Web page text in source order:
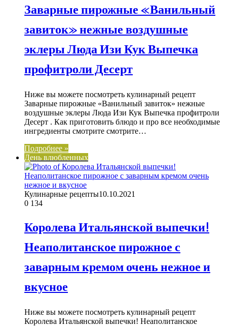
Заварные пирожные «Ванильный
завиток» нежные воздушные
эклеры Люда Изи Кук Выпечка
профитроли Десерт
Ниже вы можете посмотреть кулинарный рецепт
Заварные пирожные «Ванильный завиток» нежные
воздушные эклеры Люда Изи Кук Выпечка профитроли
Десерт . Как приготовить блюдо и про все необходимые
ингредиенты смотрите смотрите…
Подробнее »
День влюбленных
Кулинарные рецепты10.10.2021
0 134
Королева Итальянской выпечки!
Неаполитанское пирожное с
заварным кремом очень нежное и
вкусное
Ниже вы можете посмотреть кулинарный рецепт
Королева Итальянской выпечки! Неаполитанское